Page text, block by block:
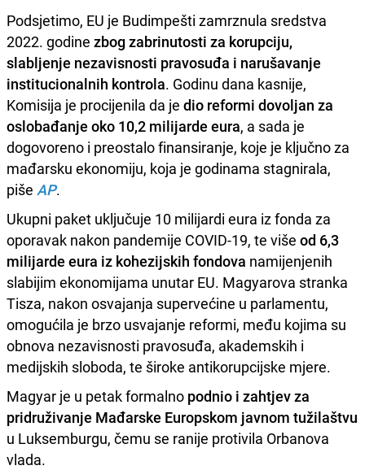
Podsjetimo, EU je Budimpešti zamrznula sredstva
2022. godine zbog zabrinutosti za korupciju,
slabljenje nezavisnosti pravosuđa i narušavanje
institucionalnih kontrola. Godinu dana kasnije,
Komisija je procijenila da je dio reformi dovoljan za
oslobađanje oko 10,2 milijarde eura, a sada je
dogovoreno i preostalo finansiranje, koje je ključno za
mađarsku ekonomiju, koja je godinama stagnirala,
piše AP.
Ukupni paket uključuje 10 milijardi eura iz fonda za
oporavak nakon pandemije COVID-19, te više od 6,3
milijarde eura iz kohezijskih fondova namijenjenih
slabijim ekonomijama unutar EU. Magyarova stranka
Tisza, nakon osvajanja supervećine u parlamentu,
omogućila je brzo usvajanje reformi, među kojima su
obnova nezavisnosti pravosuđa, akademskih i
medijskih sloboda, te široke antikorupcijske mjere.
Magyar je u petak formalno podnio i zahtjev za
pridruživanje Mađarske Europskom javnom tužilaštvu
u Luksemburgu, čemu se ranije protivila Orbanova
vlada.